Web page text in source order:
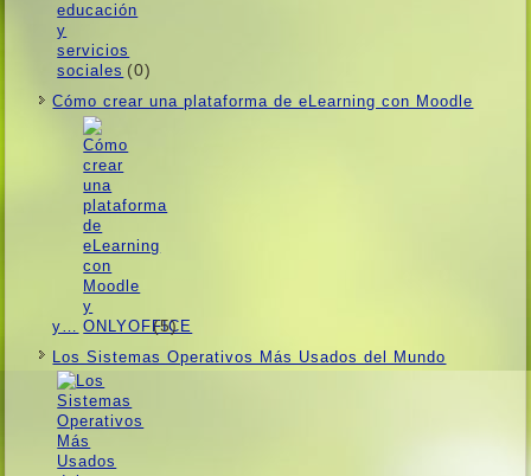
(0)
Cómo crear una plataforma de eLearning con Moodle
y… (5)
Los Sistemas Operativos Más Usados ​​del Mundo